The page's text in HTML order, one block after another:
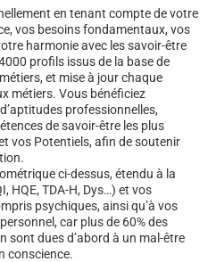
en tenant compte de votre
vos besoins fondamentaux, vos
harmonie avec les savoir-être
profils issus de la base de
et mise à jour chaque
métiers. Vous bénéficiez
professionnelles,
de savoir-être les plus
vos Potentiels, afin de soutenir
ci-dessus, étendu à la
HQE, TDA-H, Dys…) et vos
psychiques, ainsi qu’à vos
car plus de 60% des
sont dues d’abord à un mal-être
conscience.